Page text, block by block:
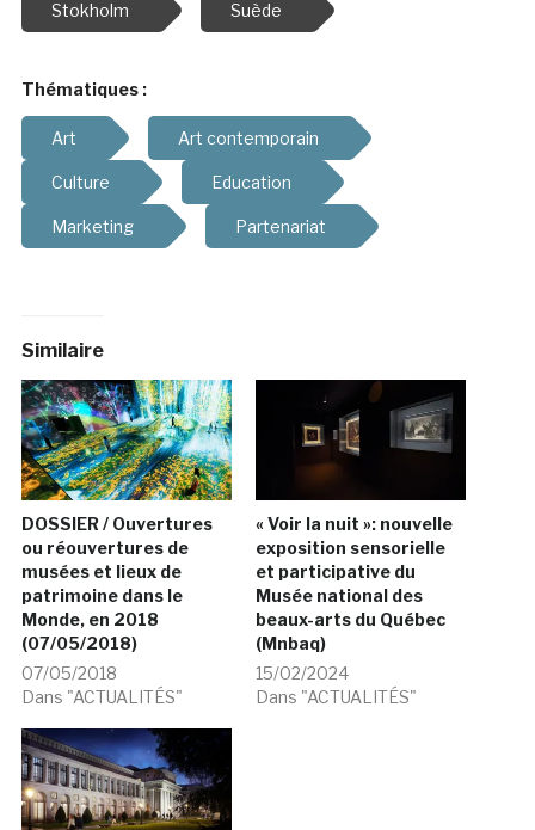
Stokholm Suède
Thématiques :
Art Art contemporain
Culture Education
Marketing Partenariat
Similaire
DOSSIER / Ouvertures
ou réouvertures de
musées et lieux de
patrimoine dans le
Monde, en 2018
(07/05/2018)
07/05/2018
Dans "ACTUALITÉS"
« Voir la nuit »: nouvelle
exposition sensorielle
et participative du
Musée national des
beaux-arts du Québec
(Mnbaq)
15/02/2024
Dans "ACTUALITÉS"